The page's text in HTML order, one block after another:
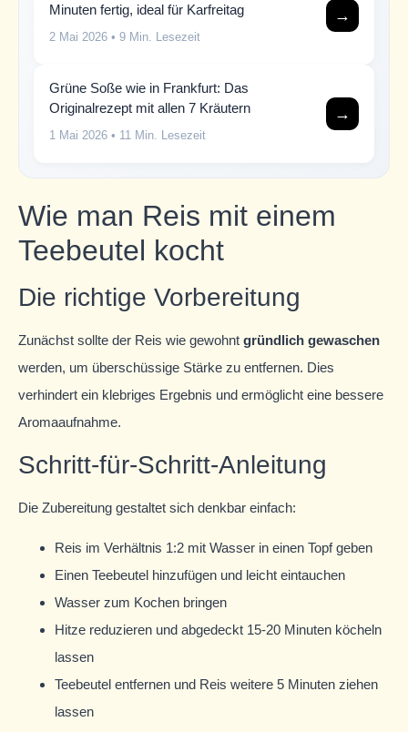
Minuten fertig, ideal für Karfreitag
2 Mai 2026 • 9 Min. Lesezeit
→
Grüne Soße wie in Frankfurt: Das
Originalrezept mit allen 7 Kräutern
1 Mai 2026 • 11 Min. Lesezeit
→
Wie man Reis mit einem
Teebeutel kocht
Die richtige Vorbereitung
Zunächst sollte der Reis wie gewohnt gründlich gewaschen
werden, um überschüssige Stärke zu entfernen. Dies
verhindert ein klebriges Ergebnis und ermöglicht eine bessere
Aromaaufnahme.
Schritt-für-Schritt-Anleitung
Die Zubereitung gestaltet sich denkbar einfach:
Reis im Verhältnis 1:2 mit Wasser in einen Topf geben
Einen Teebeutel hinzufügen und leicht eintauchen
Wasser zum Kochen bringen
Hitze reduzieren und abgedeckt 15-20 Minuten köcheln
lassen
Teebeutel entfernen und Reis weitere 5 Minuten ziehen
lassen